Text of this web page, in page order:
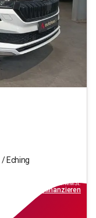
Eching
inkl.MwSt.
finanzieren